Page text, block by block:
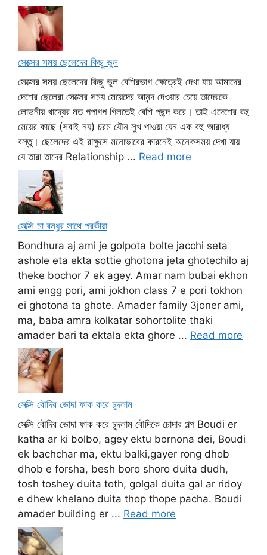
সেক্সের সময় ছেলেদের কিছু ভুল
সেক্সের সময় ছেলেদের কিছু ভুল বেশিরভাগ ক্ষেত্রেই দেখা যায় আমাদের
দেশের ছেলেরা সেক্সের সময় মেয়েদের আনন্দ দেওয়ার চেয়ে তাদেরকে
লোভনীয় খাদ্যের মত গপাগপ গিলতেই বেশি পছন্দ করে। তাই এদেশের বহু
মেয়ের কাছে (সবাই নয়) চরম যৌন সুখ পাওয়া যেন এক বহু আরাধ্য
বস্তু। ছেলেদের এই রাক্ষুসে মনোভাবের কারনেই অনেকসময় দেখা যায়
যে তারা তাদের Relationship ... Read more
সেক্সি মা বন্ধুর সাথে পরকীয়া
Bondhura aj ami je golpota bolte jacchi seta
ashole eta ekta sottie ghotona jeta ghotechilo aj
theke bochor 7 ek agey. Amar nam bubai ekhon
ami engg pori, ami jokhon class 7 e pori tokhon
ei ghotona ta ghote. Amader family 3joner ami,
ma, baba amra kolkatar sohortolite thaki
amader bari ta ektala ekta ghore ... Read more
সেক্সি বৌদির ভোদা ফাক করে চুদলাম
সেক্সি বৌদির ভোদা ফাক করে চুদলাম বৌদিকে চোদার গল্প Boudi er
katha ar ki bolbo, agey ektu bornona dei, Boudi
ek bachchar ma, ektu balki,gayer rong dhob
dhob e forsha, besh boro shoro duita dudh,
tosh toshey duita toth, golgal duita gal ar ridoy
e dhew khelano duita thop thope pacha. Boudi
amader building er ... Read more